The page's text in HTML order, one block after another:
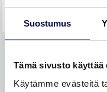
Suostumus
Tämä sivusto käyttää
Käytämme evästeitä
YLEISTÄ
Laatu